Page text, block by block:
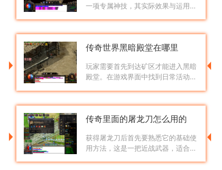
一项专属神技，其实际效果与运用价
开服一定天数后可解锁学习的高级技
能
传奇世界黑暗殿堂在哪里
玩家需要首先到达矿区才能进入黑暗
殿堂。在游戏界面中找到日常活动的
到C一层，遵循预设的路线前进。完
成这些
传奇里面的屠龙刀怎么用的
获得屠龙刀后首先要熟悉它的基础使
用方法，这是一把近战武器，适合在